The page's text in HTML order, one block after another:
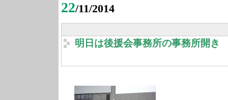
22/11/2014
明日は後援会事務所の事務所開き